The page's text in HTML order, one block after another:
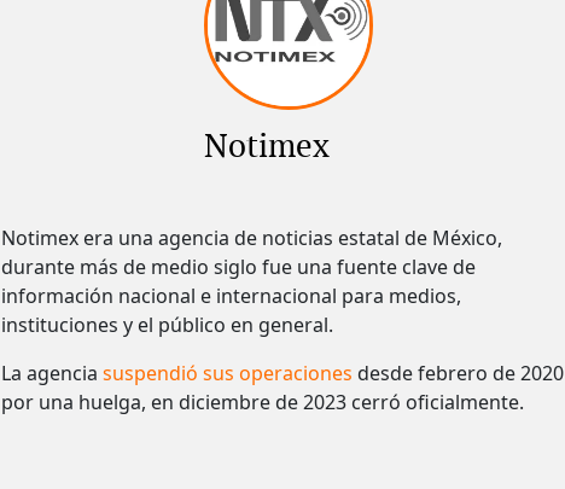
Notimex
Notimex era una agencia de noticias estatal de México,
durante más de medio siglo fue una fuente clave de
información nacional e internacional para medios,
instituciones y el público en general.
La agencia suspendió sus operaciones desde febrero de 2020
por una huelga, en diciembre de 2023 cerró oficialmente.